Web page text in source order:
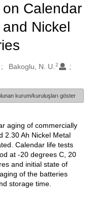
Calendar
Nickel
Bakoglu, N. U. 2
kurum/kuruluşları göster
aging of commercially
2.30 Ah Nickel Metal
Calendar life tests
at -20 degrees C, 20
and initial state of
of the batteries
storage time.